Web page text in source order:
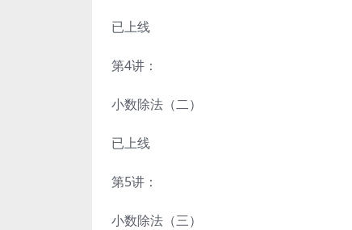
已上线
第4讲：
小数除法（二）
已上线
第5讲：
小数除法（三）